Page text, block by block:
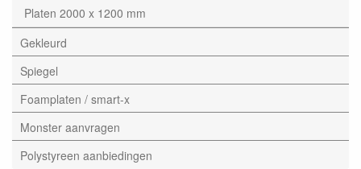
Platen 2000 x 1200 mm
Gekleurd
Spiegel
Foamplaten / smart-x
Monster aanvragen
Polystyreen aanbiedingen